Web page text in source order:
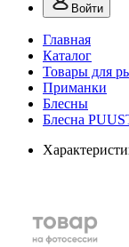
Войти
Главная
Каталог
Товары для
Приманки
Блесны
Блесна